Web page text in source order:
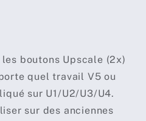
boutons Upscale (2x)
quel travail V5 ou
sur U1/U2/U3/U4.
sur des anciennes